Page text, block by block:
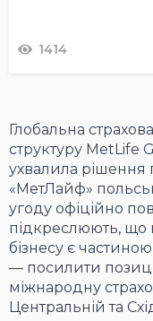
1414
Глобальна
структуру MetLife
ухвалила рішення
«МетЛайф»
угоду офіційно
підкреслюють, що
бізнесу є частиною
— посилити
міжнародну
Центральній та